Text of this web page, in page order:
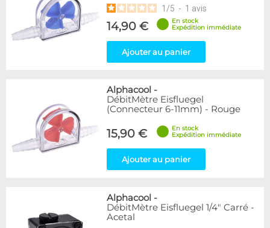
1 /5 - 1 avis
14,90 €
En stock
Expédition immédiate
Ajouter au panier
Alphacool -
DébitMètre Eisfluegel
(Connecteur 6-11mm) - Rouge
15,90 €
En stock
Expédition immédiate
Ajouter au panier
Alphacool -
DébitMètre Eisfluegel 1/4" Carré -
Acetal